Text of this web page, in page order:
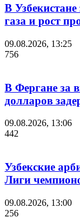
В
газа и рост
09.08.2026, 13:25
756
В Фергане за
долларов
09.08.2026, 13:06
442
Узбекские
Лиги
09.08.2026, 13:00
256